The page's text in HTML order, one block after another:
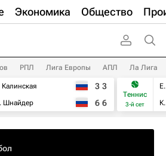
Экономика Общество
РПЛ Лига Европы АПЛ Ла Лига
Калинская
Шнайдер
3 3
6 6
Теннис
3-й сет